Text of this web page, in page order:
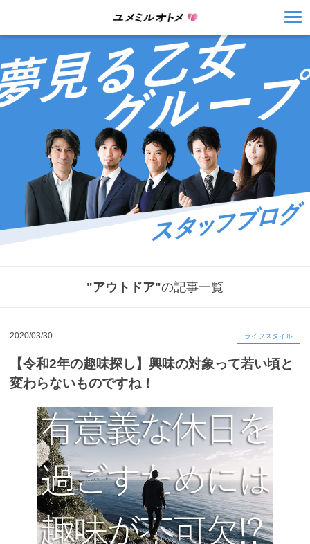
"アウトドア"の記事一覧
2020/03/30 ライフスタイル
【令和2年の趣味探し】興味の対象って若い頃と
変わらないものですね！